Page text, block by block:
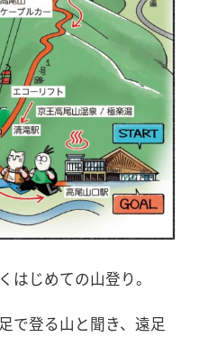
はじめての山登り。
で登る山と聞き、遠足